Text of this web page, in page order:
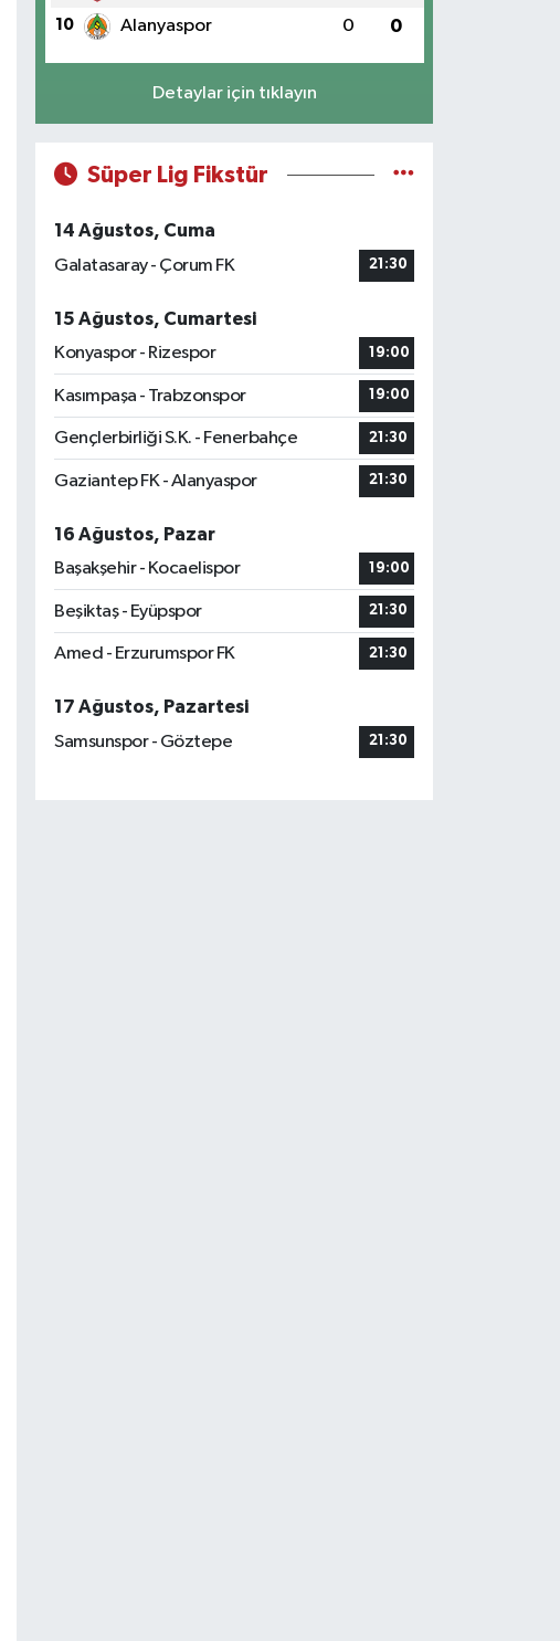
10 Alanyaspor 0 0
Detaylar için tıklayın
Süper Lig Fikstür
14 Ağustos, Cuma
Galatasaray - Çorum FK
21:30
15 Ağustos, Cumartesi
Konyaspor - Rizespor
19:00
Kasımpaşa - Trabzonspor 19:00
Gençlerbirliği S.K. - Fenerbahçe 21:30
Gaziantep FK - Alanyaspor 21:30
16 Ağustos, Pazar
Başakşehir - Kocaelispor
19:00
Beşiktaş - Eyüpspor 21:30
Amed - Erzurumspor FK 21:30
17 Ağustos, Pazartesi
Samsunspor - Göztepe
21:30